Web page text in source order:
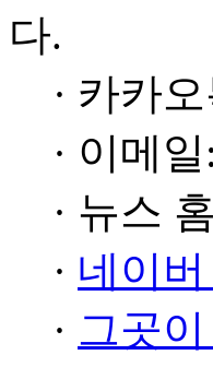
다.
· 카카
· 이메일:
· 뉴스
· 네이
· 그곳